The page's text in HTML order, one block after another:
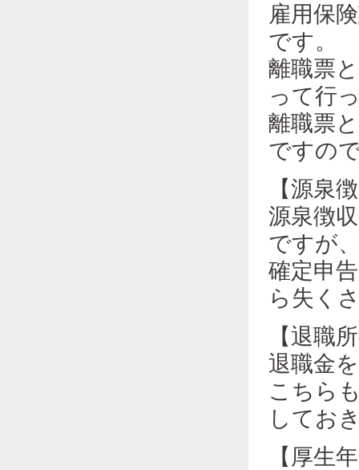
雇用保
です。
離職票
って行
離職票
ですの
【源泉
源泉徴
ですが
確定申
ら失く
【退職
退職金
こちら
してお
【厚生